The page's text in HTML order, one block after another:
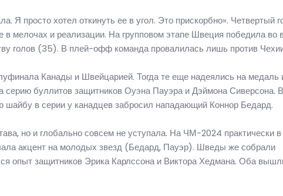
Я просто хотел откинуть ее в угол. Это прискорбно». Четвертый
мелочах и реализации. На групповом этапе Швеция победила во
голов (35). В плей-офф команда провалилась лишь против
Канады и Швейцарией. Тогда те еще надеялись на медаль
серию буллитов защитников Оуэна Пауэра и Дэймона Сиверсона.
шайбу в серии у канадцев забросил нападающий Коннор Бедард.
но и глобально совсем не уступала. На ЧМ-2024 практически
акцент на молодых звезд (Бедард, Пауэр). Шведы же собрали
опыт защитников Эрика Карлссона и Виктора Хедмана. Оба